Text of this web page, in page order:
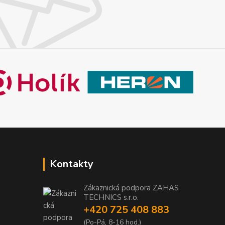
Kontakty
Zákaznická podpora ZAHAS
TECHNICS s.r.o.
+420 725 408 883
(Po-Pá, 8-16 hod.)